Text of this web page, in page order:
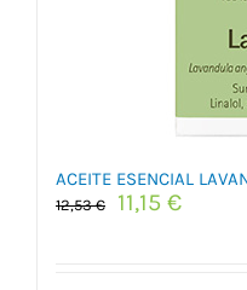
ACEITE ESENCIAL
12,53€
El
11,15 €El